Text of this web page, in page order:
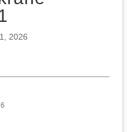
2026